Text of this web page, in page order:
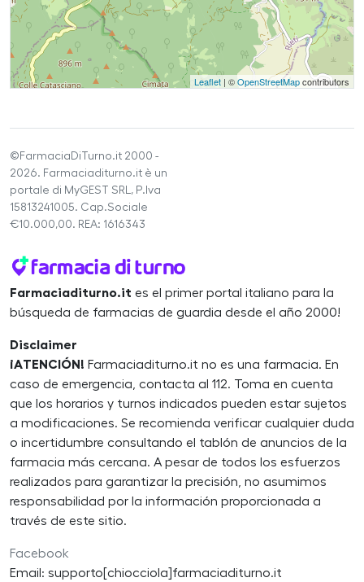
Leaflet | ©OpenStreetMapcontributors
©FarmaciaDiTurno.it 2000 -
2026. Farmaciaditurno.it è un
portale di MyGEST SRL, P.Iva
15813241005. Cap.Sociale
€10.000,00. REA: 1616343
Farmaciaditurno.it es el primer portal italiano para la
búsqueda de farmacias de guardia desde el año 2000!
Disclaimer
¡ATENCIÓN! Farmaciaditurno.it no es una farmacia. En
caso de emergencia, contacta al 112. Toma en cuenta
que los horarios y turnos indicados pueden estar sujetos
a modificaciones. Se recomienda verificar cualquier duda
o incertidumbre consultando el tablón de anuncios de la
farmacia más cercana. A pesar de todos los esfuerzos
realizados para garantizar la precisión, no asumimos
responsabilidad por la información proporcionada a
través de este sitio.
Facebook
Email: supporto[chiocciola]farmaciaditurno.it